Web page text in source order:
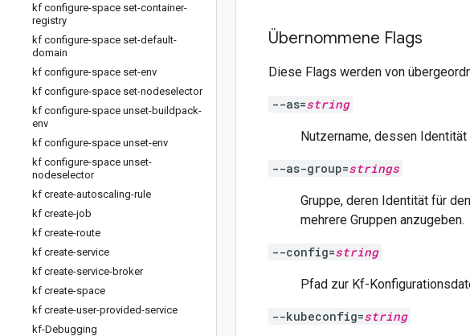
kf configure-space set-container-
registry
kf configure-space set-default-
domain
kf configure-space set-env
kf configure-space set-nodeselector
kf configure-space unset-buildpack-
env
kf configure-space unset-env
kf configure-space unset-
nodeselector
kf create-autoscaling-rule
kf create-job
kf create-route
kf create-service
kf create-service-broker
kf create-space
kf create-user-provided-service
kf-Debugging
Übernommene Flags
Diese Flags werden von
--as=string
Nutzername, dessen
--as-group=strings
Gruppe, deren Identität für
mehrere Gruppen anzugeben.
--config=string
Pfad zur Kf-
--kubeconfig=string